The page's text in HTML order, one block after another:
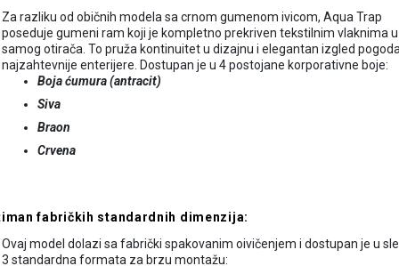
Za razliku od običnih modela sa crnom gumenom ivicom, Aqua Trap
poseduje gumeni ram koji je kompletno prekriven tekstilnim vlaknima u
samog otirača. To pruža kontinuitet u dizajnu i elegantan izgled
najzahtevnije enterijere. Dostupan je u 4 postojane korporativne boje:
Boja ćumura (antracit)
Siva
Braon
Crvena
fabričkih standardnih dimenzija:
Ovaj model dolazi sa fabrički spakovanim oivičenjem i dostupan je u
3 standardna formata za brzu montažu: